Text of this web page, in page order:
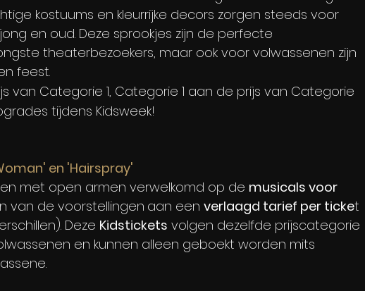
kostuums en kleurrijke decors zorgen steeds voor
en oud. Deze sprookjes zijn de perfecte
theaterbezoekers, maar ook voor volwassenen zijn
feest.
van Categorie 1, Categorie 1 aan de prijs van Categorie
tijdens Kidsweek!
en 'Hairspray'
met open armen verwelkomd op de musicals voor
van de voorstellingen aan een verlaagd tarief per ticket
Deze Kidstickets volgen dezelfde prijscategorie
en kunnen alleen geboekt worden mits